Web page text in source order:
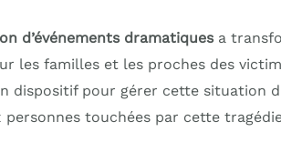
d’événements dramatiquesa
les familles et les proches des
dispositif pour gérer cette situation
personnes touchées par cette